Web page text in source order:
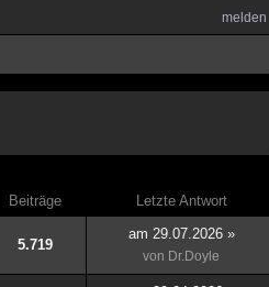
melden
Beiträge
Letzte Antwort
5.719
am 29.07.2026 »
von Dr.Doyle